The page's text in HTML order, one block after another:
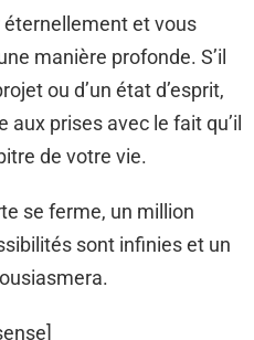
éternellement et vous
manière profonde. S’il
ou d’un état d’esprit,
prises avec le fait qu’il
de votre vie.
se ferme, un million
sont infinies et un